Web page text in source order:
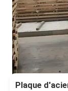
Plaque